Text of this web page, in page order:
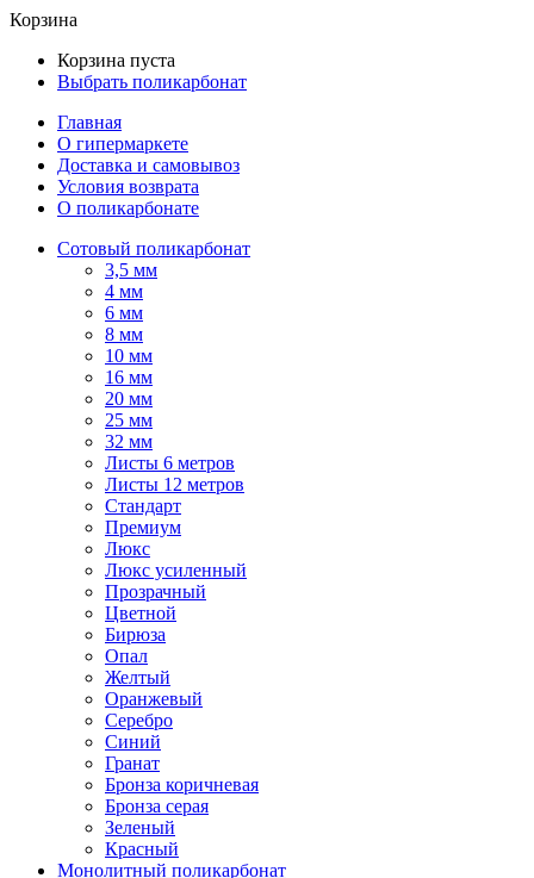
Корзина
Корзина пуста
Выбрать поликарбонат
Главная
О гипермаркете
Доставка и самовывоз
Условия возврата
О поликарбонате
Сотовый поликарбонат
3,5 мм
4 мм
6 мм
8 мм
10 мм
16 мм
20 мм
25 мм
32 мм
Листы 6 метров
Листы 12 метров
Стандарт
Премиум
Люкс
Люкс усиленный
Прозрачный
Цветной
Бирюза
Опал
Желтый
Оранжевый
Серебро
Синий
Гранат
Бронза коричневая
Бронза серая
Зеленый
Красный
Монолитный поликарбонат